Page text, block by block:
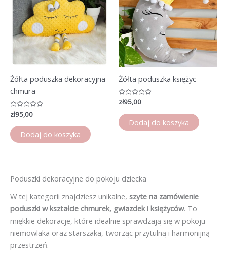
Żółta poduszka dekoracyjna
chmura
Oceniono
na
5
zł95,00
Dodaj do koszyka
Żółta poduszka księżyc
Oceniono
na
5
zł95,00
Dodaj do koszyka
Poduszki dekoracyjne do pokoju dziecka
W tej kategorii znajdziesz unikalne, szyte na zamówienie
poduszki w kształcie chmurek, gwiazdek i księżyców. To
miękkie dekoracje, które idealnie sprawdzają się w pokoju
niemowlaka oraz starszaka, tworząc przytulną i harmonijną
przestrzeń.